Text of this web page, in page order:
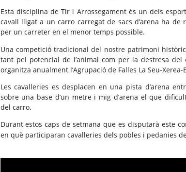
Esta disciplina de Tir i Arrossegament és un dels
cavall lligat a un carro carregat de sacs d’arena ha de
per un carreter en el menor temps possible.
Una competició tradicional del nostre patrimoni
tant pel potencial de l’animal com per la destresa
organitza anualment l’Agrupació de Falles La Seu-Xerea-
Les cavalleries es desplacen en una pista d’arena
sobre una base d’un metre i mig d’arena el que
del carro.
Durant estos caps de setmana que es disputarà este
en què participaran cavalleries dels pobles i pedanies